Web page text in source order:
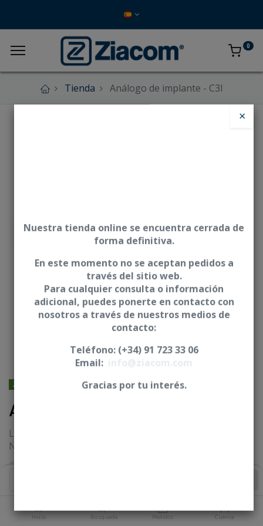
Inicio Búsqueda Pedidos Cuenta
0
Tienda Análogo de implante - C3I
ZIMMER® BIOMET® - 3I - Osseotite
Análogo de implante - C3I
Longitud (L)
NP=12,40 mm // RP=12,30 mm // WP=12,40 mm
×
Nuestra tienda online se encuentra cerrada de
forma definitiva.
En este momento no se aceptan pedidos a
través del sitio web.
Para cualquier consulta o información
adicional, puedes ponerte en contacto con
nosotros a través de nuestros medios de
contacto:
Teléfono: (+34) 91 723 33 06
Email:
Gracias por tu interés.